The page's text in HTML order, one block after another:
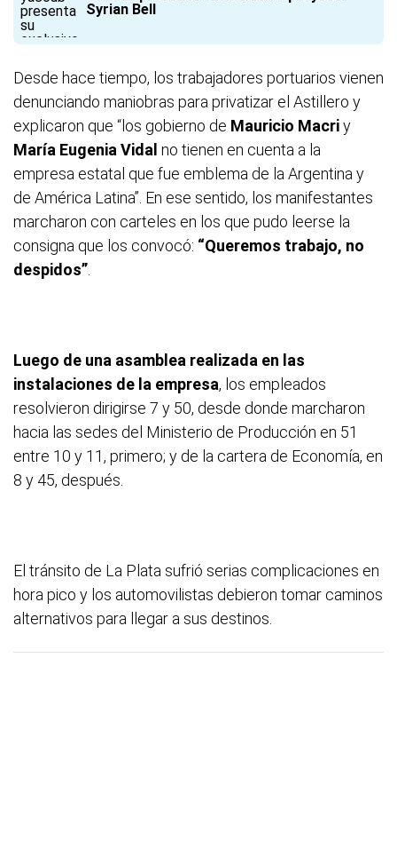
Syrian Bell
Desde hace tiempo, los trabajadores portuarios vienen
denunciando maniobras para privatizar el Astillero y
explicaron que “los gobierno de Mauricio Macriy
María Eugenia Vidal no tienen en cuenta a la
empresa estatal que fue emblema de la Argentina y
de América Latina”. En ese sentido, los manifestantes
marcharon con carteles en los que pudo leerse la
consigna que los convocó: “Queremos trabajo, no
despidos”
Luego de una asamblea realizada en las
instalaciones de la empresa, los empleados
resolvieron dirigirse 7 y 50, desde donde marcharon
hacia las sedes del Ministerio de Producción en 51
entre 10 y 11, primero; y de la cartera de Economía, en
8 y 45, después.
El tránsito de La Plata sufrió serias complicaciones en
hora pico y los automovilistas debieron tomar caminos
alternativos para llegar a sus destinos.